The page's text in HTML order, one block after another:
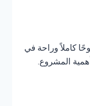
كاملاً وراحة في
المشروع.